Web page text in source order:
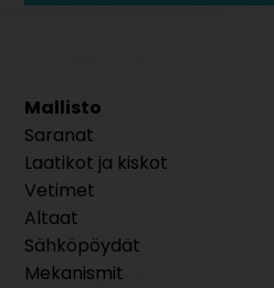
Mallisto
Saranat
Laatikot ja kiskot
Vetimet
Altaat
Sähköpöydät
Mekanismit